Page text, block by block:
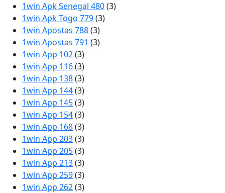
1win Apk Senegal 480(3)
1win Apk Togo 779(3)
1win Apostas 788(3)
1win Apostas 791 (3)
1win App 102(3)
1win App 116(3)
1win App 138(3)
1win App 144(3)
1win App 145(3)
1win App 154(3)
1win App 168(3)
1win App 203(3)
1win App 205(3)
1win App 213(3)
1win App 259(3)
1win App 262(3)